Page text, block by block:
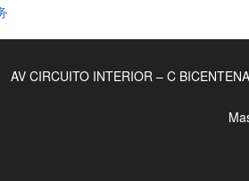
许宠物
品与饮品
AV CIRCUITO INTERIOR – C